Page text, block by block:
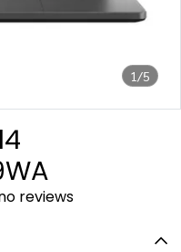
1/5
reviews